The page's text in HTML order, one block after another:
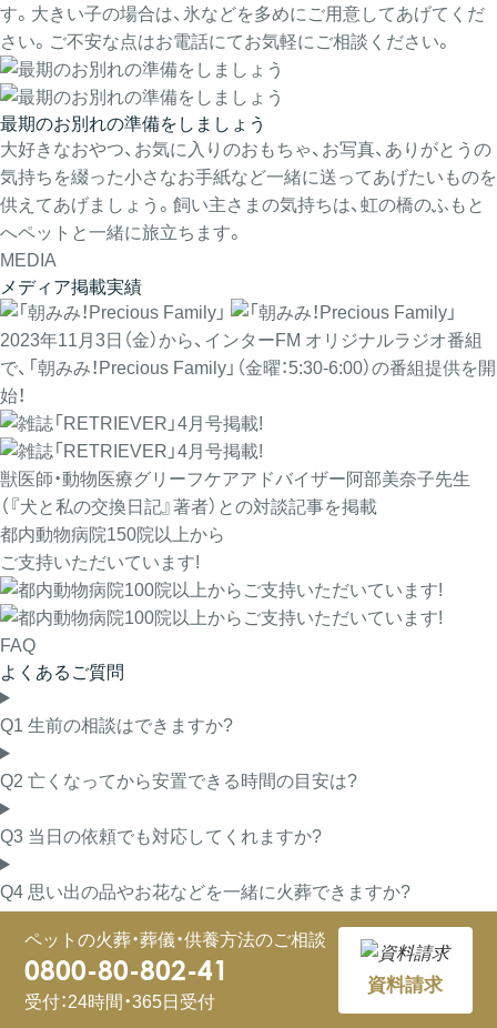
す。大きい子の場合は、氷などを多めにご用意してあげてくだ
さい。ご不安な点はお電話にてお気軽にご相談ください。
最期のお別れの準備をしましょう
大好きなおやつ、お気に入りのおもちゃ、お写真、ありがとうの
気持ちを綴った小さなお手紙など一緒に送ってあげたいものを
供えてあげましょう。飼い主さまの気持ちは、虹の橋のふもと
へペットと一緒に旅立ちます。
MEDIA
メディア掲載実績
2023年11月3日（金）から、インターFM オリジナルラジオ番組
で、「朝みみ！Precious Family」（金曜：5:30-6:00）の番組提供を開
始！
獣医師・動物医療グリーフケアアドバイザー阿部美奈子先生
（『犬と私の交換日記』著者）との対談記事を掲載
都内動物病院150院以上から
ご支持いただいています!
FAQ
よくあるご質問
Q1 生前の相談はできますか?
Q2 亡くなってから安置できる時間の目安は?
Q3 当日の依頼でも対応してくれますか?
Q4 思い出の品やお花などを一緒に火葬できますか?
拾骨はできますか?
火葬後の遺骨はどうしたらいいですか?
ペットの火葬・葬儀・供養方法のご相談
0800-80-802-41
受付：24時間・365日受付
資料請求